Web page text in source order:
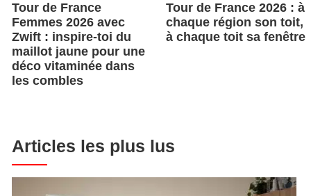
Tour de France
Femmes 2026 avec
Zwift : inspire-toi du
maillot jaune pour une
déco vitaminée dans
les combles
Tour de France 2026 : à
chaque région son toit,
à chaque toit sa fenêtre
Articles les plus lus